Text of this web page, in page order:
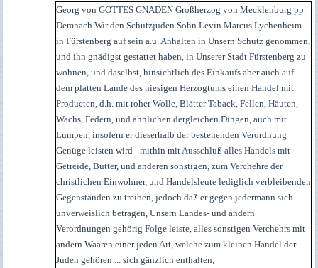
Georg von GOTTES GNADEN Großherzog von Mecklenburg pp.
Demnach Wir den Schutzjuden Sohn Levin Marcus Lychenheim
in Fürstenberg auf sein a.u. Anhalten in Unsern Schutz genommen,
und ihn gnädigst gestattet haben, in Unserer Stadt Fürstenberg zu
wohnen, und daselbst, hinsichtlich des Einkaufs aber auch auf
dem platten Lande des hiesigen Herzogtums einen Handel mit
Producten, d.h. mit roher Wolle, Blätter Taback, Fellen, Häuten,
Wachs, Federn, und ähnlichen dergleichen Dingen, auch mit
Lumpen, insofern er dieserhalb der bestehenden Verordnung
Genüge leisten wird - mithin mit Ausschluß alles Handels mit
Getreide, Butter, und anderen sonstigen, zum Verchehre der
christlichen Einwohner, und Handelsleute lediglich verbleibenden
Gegenständen zu treiben, jedoch daß er gegen jedermann sich
unverweislich betragen, Unsern Landes- und andern
Verordnungen gehörig Folge leiste, alles sonstigen Verchehrs mit
andern Waaren einer jeden Art, welche zum kleinen Handel der
Juden gehören ... sich gänzlich enthalten,